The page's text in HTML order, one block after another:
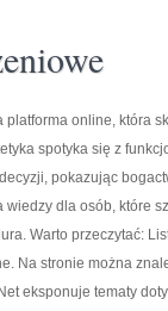
platforma online, która
spotyka się z
pokazując
wiedzy dla osób, które
Warto przeczytać:
Na stronie można
eksponuje tematy